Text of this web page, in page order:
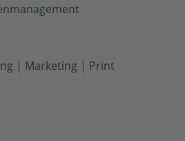
| Marketing | Print